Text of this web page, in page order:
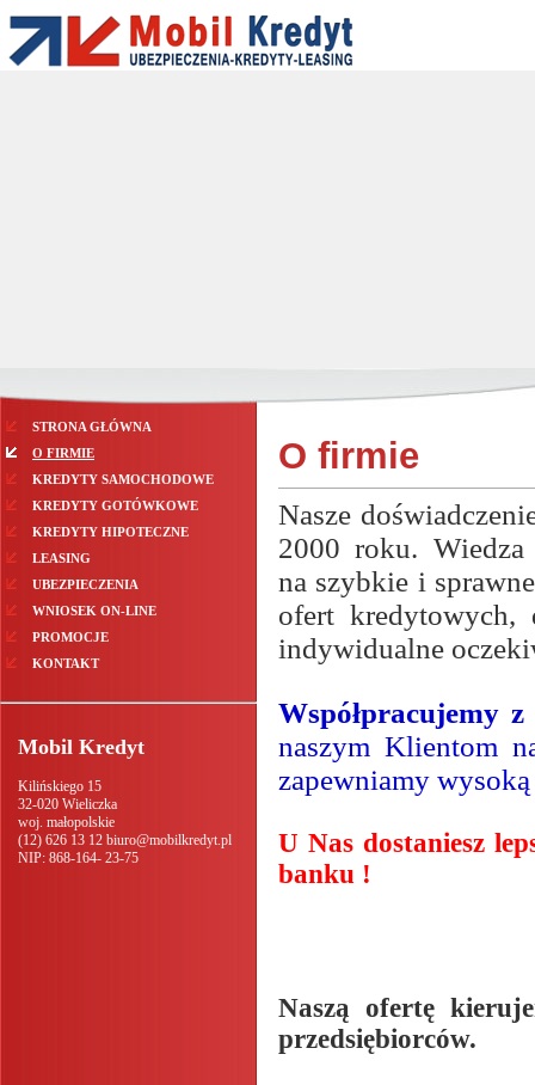
STRONA GŁÓWNA
O FIRMIE
KREDYTY SAMOCHODOWE
KREDYTY GOTÓWKOWE
KREDYTY HIPOTECZNE
LEASING
UBEZPIECZENIA
WNIOSEK ON-LINE
PROMOCJE
KONTAKT
Mobil Kredyt
Kilińskiego 15
32-020 Wieliczka
woj. małopolskie
(12) 626 13 12 biuro@mobilkredyt.pl
NIP: 868-164- 23-75
O firmie
Nasze
2000 roku.
na szybkie i
ofert kredytowych,
indywidualne
Współpracujemy
naszym Klientom
zapewniamy
U Nas dostaniesz
banku !
Naszą ofertę
przedsiębiorców.